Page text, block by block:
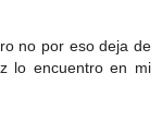
no por eso deja de
lo encuentro en mi